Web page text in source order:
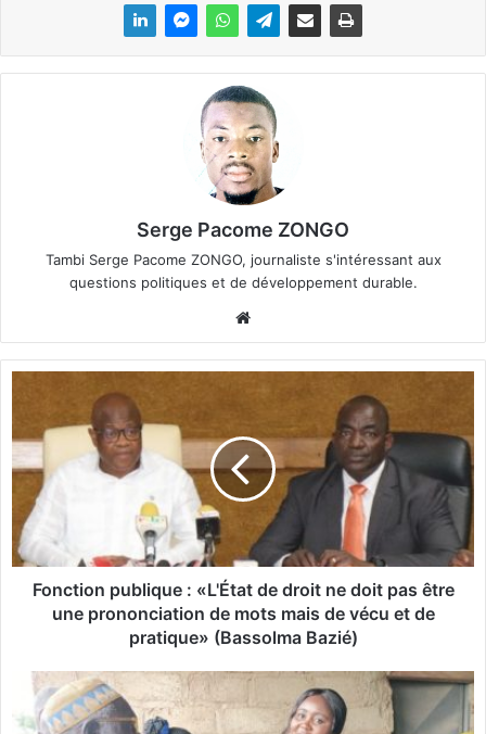
Serge Pacome ZONGO
Tambi Serge Pacome ZONGO, journaliste s'intéressant aux
questions politiques et de développement durable.
bsi
te
t
n
p
e
Fonction publique : «L'État de droit ne doit pas être
une prononciation de mots mais de vécu et de
pratique» (Bassolma Bazié)